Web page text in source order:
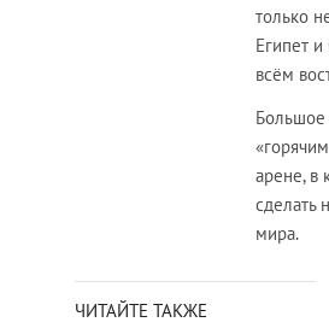
только
Египет
всём
Большое
арене, в
сделать
мира.
ЧИТАЙТЕ ТАКЖЕ